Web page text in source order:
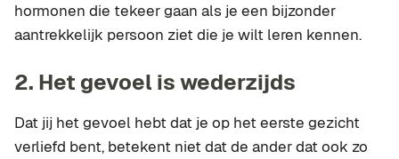
hormonen die tekeer gaan als je een bijzonder
aantrekkelijk persoon ziet die je wilt leren kennen.
2. Het gevoel is wederzijds
Dat jij het gevoel hebt dat je op het eerste gezicht
verliefd bent, betekent niet dat de ander dat ook zo